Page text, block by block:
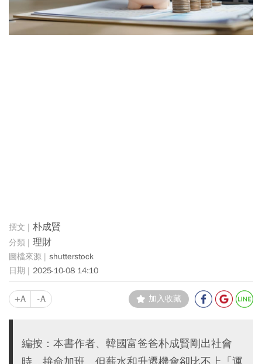
朴成賢
理財
shutterstock
2025-10-08 14:10
+A -A 加入收藏
編按：本書作者、韓國富爸爸朴成賢剛出社會